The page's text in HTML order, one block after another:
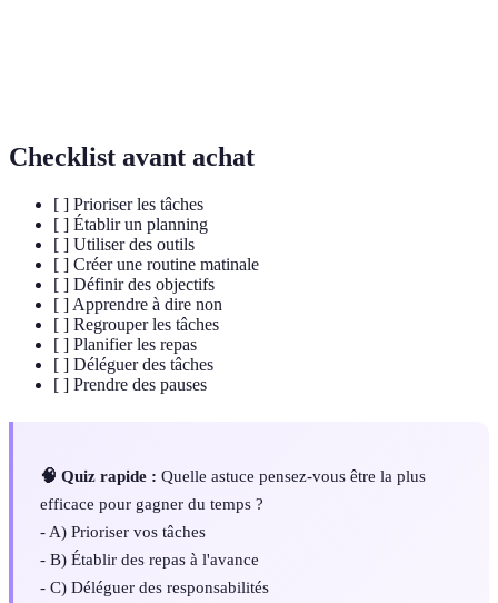
Checklist avant achat
[ ] Prioriser les tâches
[ ] Établir un planning
[ ] Utiliser des outils
[ ] Créer une routine matinale
[ ] Définir des objectifs
[ ] Apprendre à dire non
[ ] Regrouper les tâches
[ ] Planifier les repas
[ ] Déléguer des tâches
[ ] Prendre des pauses
🧠 Quiz rapide : Quelle astuce pensez-vous être la plus
efficace pour gagner du temps ?
- A) Prioriser vos tâches
- B) Établir des repas à l'avance
- C) Déléguer des responsabilités